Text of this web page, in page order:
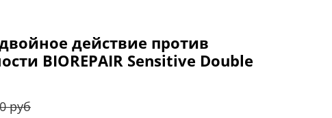
действие против
BIOREPAIR Sensitive Double
руб